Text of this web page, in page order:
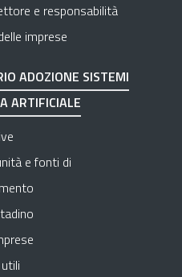
e responsabilità
imprese
ADOZIONE SISTEMI
ARTIFICIALE
e fonti di